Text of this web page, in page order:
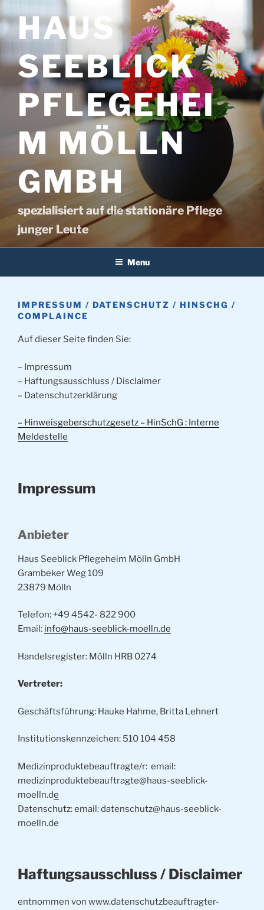
to
contentHAUS
SEEBLICK
PFLEGEHEI
M MÖLLN
GMBH
spezialisiert auf die stationäre Pflege
junger Leute
Menu
IMPRESSUM / DATENSCHUTZ / HINSCHG /
COMPLAINCE
Auf dieser Seite finden Sie:
– Impressum
– Haftungsausschluss / Disclaimer
– Datenschutzerklärung
– Hinweisgeberschutzgesetz – HinSchG : Interne
Meldestelle
Impressum
Anbieter
Haus Seeblick Pflegeheim Mölln GmbH
Grambeker Weg 109
23879 Mölln
Telefon: +49 4542- 822 900
Email: info@haus-seeblick-moelln.de
Handelsregister: Mölln HRB 0274
Vertreter:
Geschäftsführung: Hauke Hahme, Britta Lehnert
Institutionskennzeichen: 510 104 458
Medizinproduktebeauftragte/r: email:
medizinproduktebeauftragte@haus-seeblick-
moelln.de
Datenschutz: email: datenschutz@haus-seeblick-
moelln.de
Haftungsausschluss / Disclaimer
entnommen von www.datenschutzbeauftragter-